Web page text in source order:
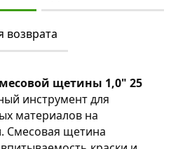
возврата
щетины 1,0" 25
инструмент для
материалов на
Смесовая щетина